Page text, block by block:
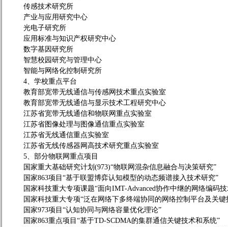
传感技术研究所
产业与应用研究中心
光电子研究所
应用标准与知识产权研究中心
数字基因研究所
智慧校园研究与管理中心
智能与网络化控制研究所
4、学校重点平台
教育部宽带无线通信与传感网技术重点实验室
教育部宽带无线通信与显示技术工程研究中心
江苏省宽带无线通信和物联网重点实验室
江苏省图像处理与图像通信重点实验室
江苏省无线通信重点实验室
江苏省无线传感器网高技术研究重点实验室
5、部分物联网重点项目
国家重大基础研究计划 (973)“物联网混杂信息融合与决策研究”
国家863项目 “基于联盟博弈认知模型的动态频谱接入技术研究”
国家科技重大专项课题“面向IMT-Advanced协作中继的网络编码
国家科技重大专项“泛在网络下多终端协同的网络控制平台及关键
国家973项目 “认知协同与网络容量优化理论”
国家863重点项目 “基于TD-SCDMA的集群通信关键技术和系统”